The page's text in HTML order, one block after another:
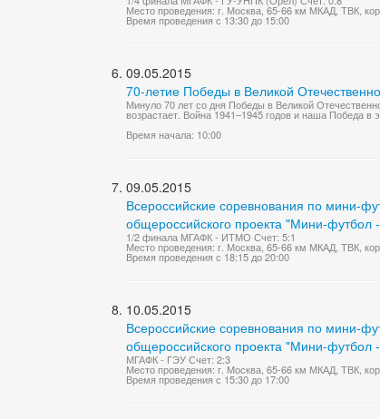
Место проведения: г. Москва, 65-66 км МКАД, ТВК,
Время проведения с 13:30 до 15:00
09.05.2015
70-летие Победы в Великой
Минуло 70 лет со дня Победы в Великой
возрастает. Война 1941–1945 годов и наша Победа в
Время начала: 10:00
09.05.2015
Всероссийские соревнования по мини-
общероссийского проекта "Мини-футбол
1/2 финала МГАФК - ИТМО Счет: 5:1
Место проведения: г. Москва, 65-66 км МКАД, ТВК,
Время проведения с 18:15 до 20:00
10.05.2015
Всероссийские соревнования по мини-
общероссийского проекта "Мини-футбол
МГАФК - ГЭУ Счет: 2:3
Место проведения: г. Москва, 65-66 км МКАД, ТВК,
Время проведения с 15:30 до 17:00